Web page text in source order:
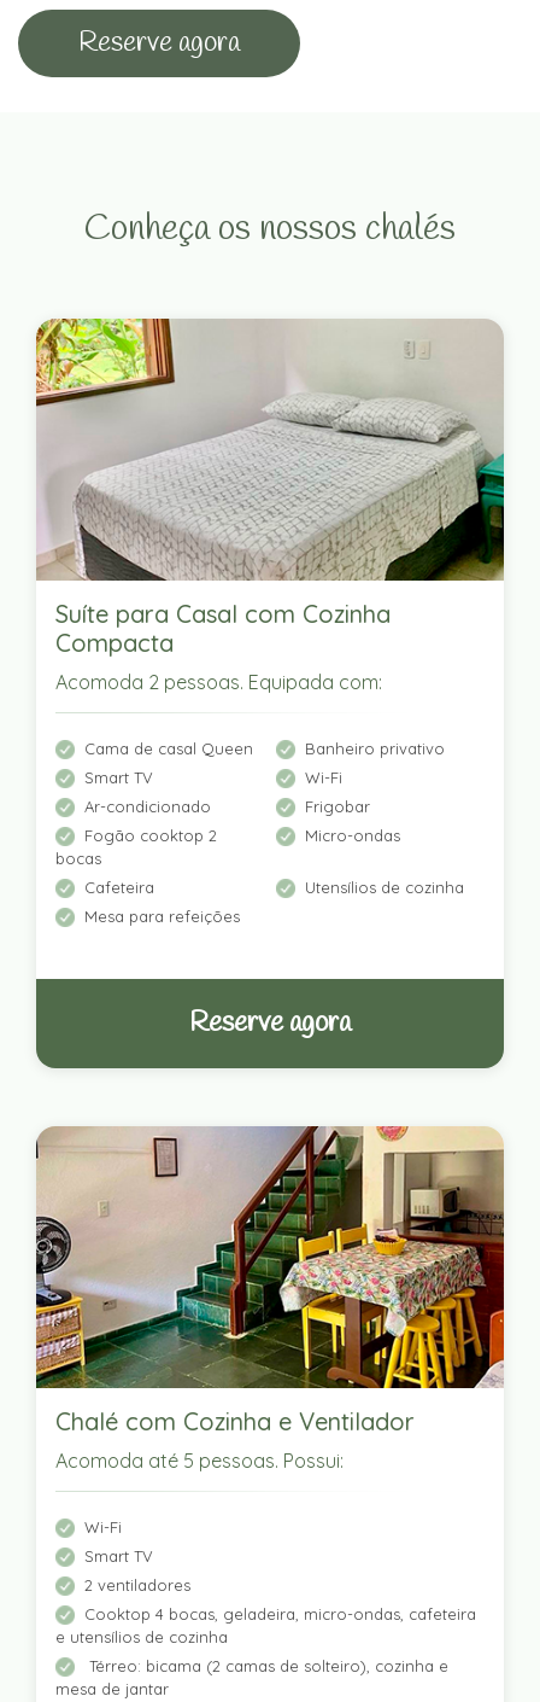
Reserve agora
Conheça os nossos chalés
Suíte para Casal com Cozinha
Compacta
Acomoda 2 pessoas. Equipada com:
Cama de casal Queen
Banheiro privativo
Smart TV
Wi-Fi
Ar-condicionado
Frigobar
Fogão cooktop 2
bocas
Micro-ondas
Cafeteira
Utensílios de cozinha
Mesa para refeições
Reserve agora
Chalé com Cozinha e Ventilador
Acomoda até 5 pessoas. Possui:
Wi-Fi
Smart TV
2 ventiladores
Cooktop 4 bocas, geladeira, micro-ondas, cafeteira
e utensílios de cozinha
Térreo: bicama (2 camas de solteiro), cozinha e
mesa de jantar